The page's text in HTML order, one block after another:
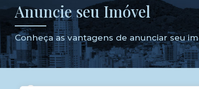
Anuncie seu Imóvel
Conheça as vantagens de anunciar seu